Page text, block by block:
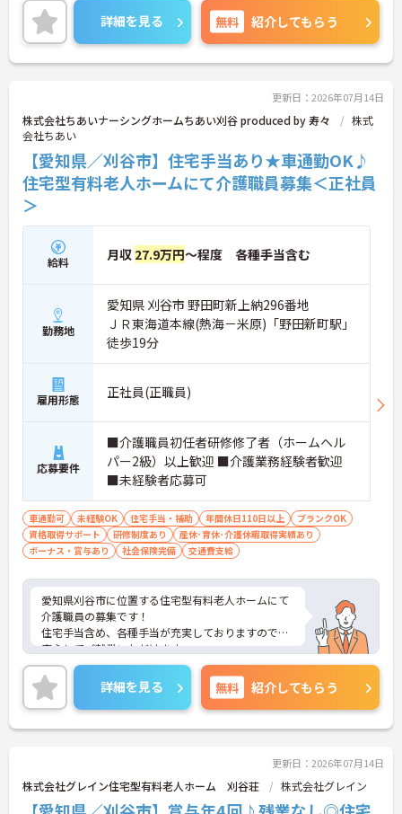
詳細を見る 無料 紹介してもらう
更新日：2026年07月14日
株式会社ちあいナーシングホームちあい刈谷 produced by 寿々
株式
会社ちあい
【愛知県／刈谷市】住宅手当あり★車通勤OK♪
住宅型有料老人ホームにて介護職員募集＜正社員
＞
給料 月収 27.9万円～程度 各種手当含む
勤務地
愛知県 刈谷市 野田町新上納296番地
ＪＲ東海道本線(熱海－米原)「野田新町駅」
徒歩19分
雇用形態 正社員(正職員)
応募要件
■介護職員初任者研修修了者（ホームヘル
パー2級）以上歓迎 ■介護業務経験者歓迎
■未経験者応募可
車通勤可 未経験OK 住宅手当・補助 年間休日110日以上
ブランクOK
資格取得サポート
研修制度あり
産休･育休･介護休暇取得実績あり
ボーナス・賞与あり
社会保険完備 交通費支給
愛知県刈谷市に位置する住宅型有料老人ホームにて
介護職員の募集です！
住宅手当含め、各種手当が充実しておりますので、
安心してご就業いただけます。
車通勤可能で無料の駐車場を完備しているので通勤
楽々です♪
ご興味をお持ちの方には詳細の情報や面接のポイン
トをお伝えしますのでお気軽にお問い合わせくださ
いませ。
詳細を見る 無料 紹介してもらう
更新日：2026年07月14日
株式会社グレイン住宅型有料老人ホーム 刈谷荘 株式会社グレイン